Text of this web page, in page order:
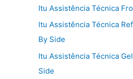
Itu Assistência Técnica
Itu Assistência Técnica
By Side
Itu Assistência Técnica
Side